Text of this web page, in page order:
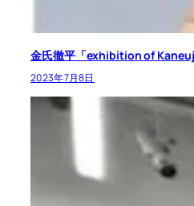
金氏徹平「exhibition of
2023年7月8日